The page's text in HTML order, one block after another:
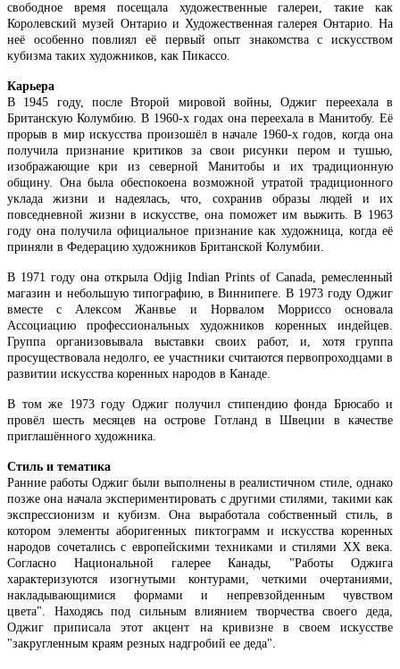
свободное время посещала художественные галереи, такие как
Королевский музей Онтарио и Художественная галерея Онтарио. На
неё особенно повлиял её первый опыт знакомства с искусством
кубизма таких художников, как Пикассо.
Карьера
В 1945 году, после Второй мировой войны, Оджиг переехала в
Британскую Колумбию. В 1960-х годах она переехала в Манитобу. Её
прорыв в мир искусства произошёл в начале 1960-х годов, когда она
получила признание критиков за свои рисунки пером и тушью,
изображающие кри из северной Манитобы и их традиционную
общину. Она была обеспокоена возможной утратой традиционного
уклада жизни и надеялась, что, сохранив образы людей и их
повседневной жизни в искусстве, она поможет им выжить. В 1963
году она получила официальное признание как художница, когда её
приняли в Федерацию художников Британской Колумбии.
В 1971 году она открыла Odjig Indian Prints of Canada, ремесленный
магазин и небольшую типографию, в Виннипеге. В 1973 году Оджиг
вместе
с Алексом Жанвье и Норвалом Морриссо
основала
Ассоциацию
профессиональных художников коренных индейцев.
Группа
организовывала выставки своих работ,и, хотя
группа
просуществовала недолго, ее участники считаются первопроходцами в
развитии искусства коренных народов в Канаде.
В том же 1973 году Оджиг получил стипендию фонда Брюсабо и
провёл шесть месяцев на острове Готланд в Швеции в качестве
приглашённого художника.
Стиль и тематика
Ранние работы Оджиг были выполнены в реалистичном стиле, однако
позже она начала экспериментировать с другими стилями, такими как
экспрессионизм и кубизм. Она выработала собственный стиль, в
котором элементы аборигенных пиктограмм и искусства коренных
народов сочетались с европейскими техниками и стилями XX века.
Согласно Национальной галерее Канады, "Работы Оджига
характеризуются изогнутыми контурами, четкими очертаниями,
накладывающимися формами и непревзойденным чувством
цвета". Находясь под сильным влиянием творчества своего деда,
Оджиг приписала этот акцент на кривизне в своем искусстве
"закругленным краям резных надгробий ее деда".